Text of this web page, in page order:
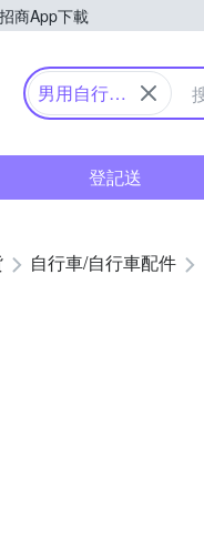
商App下載
Yahoo購物中心
男用自行車
登記送
自行車/自行車配件